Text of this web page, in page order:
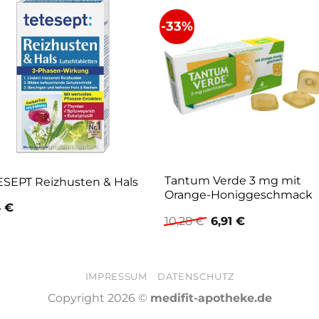
Reizhusten & Hals
€
-33%
Tantum Verde 3 mg mit
Orange-Honiggeschmack
10,28€ Ursprünglicher
Preis
6,91€Aktueller
IMPRESSUM DATENSCHUTZ
Copyright 2026 © medifit-apotheke.de